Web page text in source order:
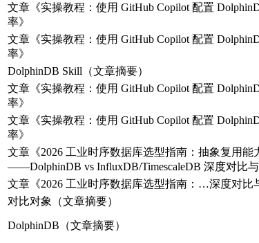
文章《实操教程：使用 GitHub Copilot 配置
率》
文章《实操教程：使用 GitHub Copilot 配置
率》
DolphinDB Skill（文章摘要）
文章《实操教程：使用 GitHub Copilot 配置
率》
文章《实操教程：使用 GitHub Copilot 配置
率》
文章《2026 工业时序数据库选型指南：抽象复用能
——DolphinDB vs InfluxDB/TimescaleDB 深度对比与
文章《2026 工业时序数据库选型指南：…深度对比
对比对象（文章摘要）
DolphinDB（文章摘要）